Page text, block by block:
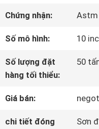
VỀ
CHÚNG
TÔI
CHUYẾN
THAM
Chứng nhận: Astm
Số mô hình: 10
Số lượng đặt
hàng tối thiểu:
50
Giá bán:
chi tiết đóng
Sơn